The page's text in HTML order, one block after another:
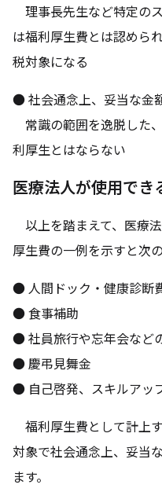
理事長先生など特定の
は福利厚生費とは認めら
税対象になる
● 社会通念上、妥当な金
常識の範囲を逸脱した
利厚生とはならない
医療法人が使用でき
以上を踏まえて、医療
厚生費の一例を示すと次の
● 人間ドック・健康診断
● 食事補助
● 社員旅行や忘年会など
● 慶弔見舞金
● 自己啓発、スキルア
福利厚生費として計上
対象で社会通念上、妥当
ます。